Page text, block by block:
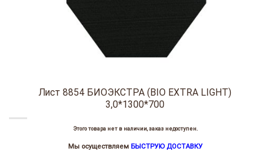
Лист 8854 БИОЭКСТРА (BIO EXTRA LIGHT)
3,0*1300*700
Этого товара нет в наличии, заказ недоступен.
Мы осуществляем БЫСТРУЮ ДОСТАВКУ